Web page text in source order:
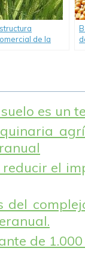
de la
es un
el
del
de